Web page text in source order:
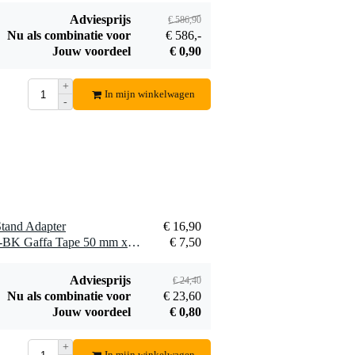
Adviesprijs € 586,90
Nu als combinatie voor
€ 586,-
Jouw voordeel
€ 0,90
+
-
In mijn winkelwagen
Adapter
€ 16,90
1 x Innox ETA GAF-ECO-BK Gaffa Tape 50 mm x 50 m zwart
€ 7,50
Adviesprijs € 24,40
Nu als combinatie voor
€ 23,60
Jouw voordeel
€ 0,80
+